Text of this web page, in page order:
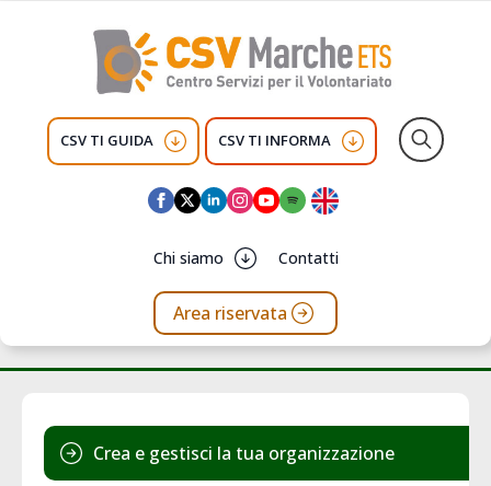
CSV TI GUIDA CSV TI INFORMA
Chi siamo Contatti
Area riservata
Crea e gestisci la tua organizzazione